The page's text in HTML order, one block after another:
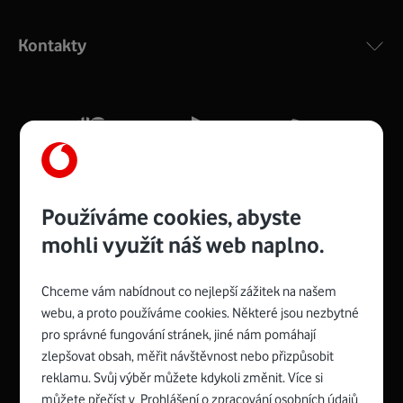
silný signál pro celou domácnost. Kompaktní rozměry 21
Více o COMPAL CH7465VF
Zyxel VMG8623-T50B:
Rozměry modemu jsou 16 x 22 x 7,5 cm (včetně stojánku)
a nabízí 4 gigabitové LAN porty a bezdrátové připojení Wi-
Spojte se s Vodafonem
Kontakty
Používáme cookies, abyste
mohli využít náš web naplno.
Chceme vám nabídnout co nejlepší zážitek na našem
webu, a proto používáme cookies. Některé jsou nezbytné
pro správné fungování stránek, jiné nám pomáhají
zlepšovat obsah, měřit návštěvnost nebo přizpůsobit
reklamu. Svůj výběr můžete kdykoli změnit. Více si
můžete přečíst v Prohlášení o zpracování osobních údajů